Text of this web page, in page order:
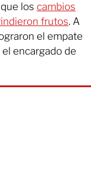
los cambios
frutos. A
el empate
encargado de